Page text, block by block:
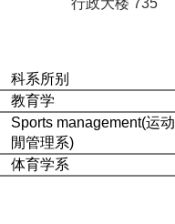
科系所别
教育学
Sports management(运
閒管理系)
体育学系